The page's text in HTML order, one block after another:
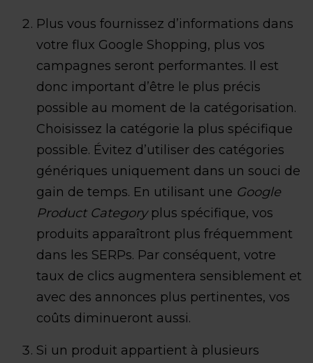
Plus vous fournissez d’informations dans
votre flux Google Shopping, plus vos
campagnes seront performantes. Il est
donc important d’être le plus précis
possible au moment de la catégorisation.
Choisissez la catégorie la plus spécifique
possible. Évitez d’utiliser des catégories
génériques uniquement dans un souci de
gain de temps. En utilisant une Google
Product Categoryplus spécifique, vos
produits apparaîtront plus fréquemment
dans les SERPs. Par conséquent, votre
taux de clics augmentera sensiblement et
avec des annonces plus pertinentes, vos
coûts diminueront aussi.
Si un produit appartient à plusieurs